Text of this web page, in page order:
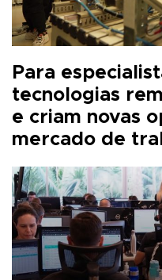
Para
tecnologias
e criam novas
mercado de